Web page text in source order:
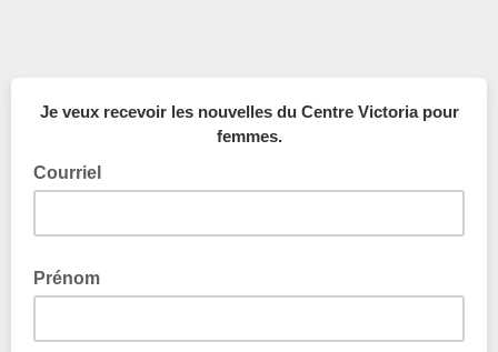
Je veux recevoir les nouvelles du Centre Victoria pour
femmes.
Courriel
Prénom